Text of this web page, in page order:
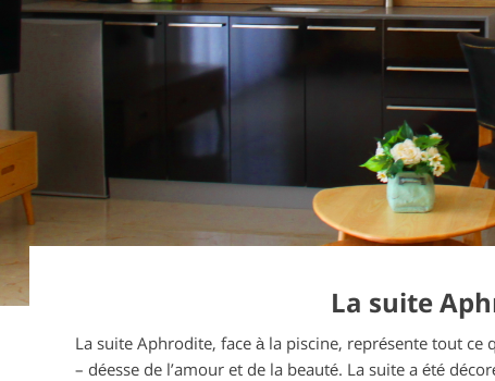
La suite
La suite Aphrodite, face à la piscine, représente tout ce
– déesse de l’amour et de la beauté. La suite a été